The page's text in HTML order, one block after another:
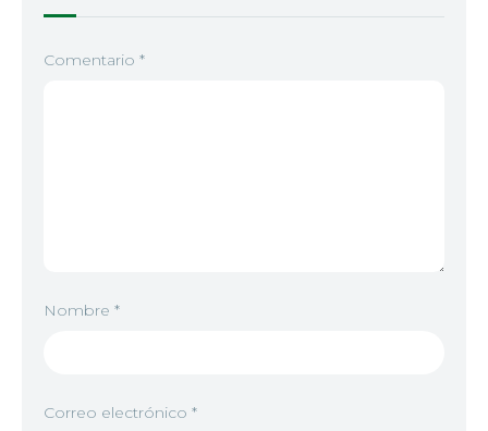
Comentario *
Nombre *
Correo electrónico *